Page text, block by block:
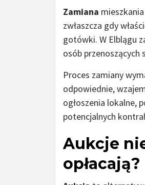
Zamiana
zwłaszcza gdy
gotówki. W Elblągu
osób przenoszących
Proces zamiany
odpowiednie,
ogłoszenia lokalne,
potencjalnych
Aukcje
opłacają?